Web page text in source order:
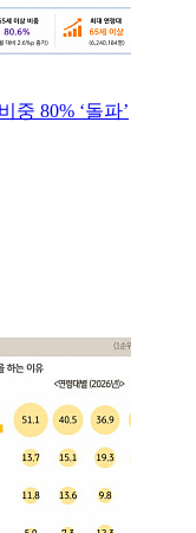
중 80% ‘돌파’